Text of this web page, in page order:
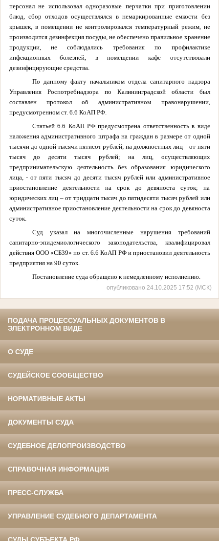
персонал не использовал одноразовые перчатки при приготовлении
блюд, сбор отходов осуществлялся в немаркированные емкости без
крышек, в помещении не контролировался температурный режим, не
производится дезинфекция посуды, не обеспечено правильное хранение
продукции, не соблюдались требования по профилактике
инфекционных болезней, в помещении кафе отсутствовали
дезинфицирующие средства.
По данному факту начальником отдела санитарного надзора
Управления Роспотребнадзора по Калининградской области был
составлен протокол об административном правонарушении,
предусмотренном ст. 6.6 КоАП РФ.
Статьей 6.6 КоАП РФ предусмотрена ответственность в виде
наложения административного штрафа на граждан в размере от одной
тысячи до одной тысячи пятисот рублей; на должностных лиц – от пяти
тысяч до десяти тысяч рублей; на лиц, осуществляющих
предпринимательскую деятельность без образования юридического
лица, - от пяти тысяч до десяти тысяч рублей или административное
приостановление деятельности на срок до девяноста суток; на
юридических лиц – от тридцати тысяч до пятидесяти тысяч рублей или
административное приостановление деятельности на срок до девяноста
суток.
Суд указал на многочисленные нарушения требований
санитарно-эпидемиологического законодательства, квалифицировал
действия ООО «СБ39» по ст. 6.6 КоАП РФ и приостановил деятельность
предприятия на 90 суток.
Постановление суда обращено к немедленному исполнению.
опубликовано 24.10.2025 17:52 (МСК)
ПОДАЧА ПРОЦЕССУАЛЬНЫХ ДОКУМЕНТОВ В
ЭЛЕКТРОННОМ ВИДЕ
О СУДЕ
СУДЕЙСКОЕ СООБЩЕСТВО
НОРМАТИВНЫЕ АКТЫ
ДОКУМЕНТЫ СУДА
СУДЕБНОЕ ДЕЛОПРОИЗВОДСТВО
СПРАВОЧНАЯ ИНФОРМАЦИЯ
ПРЕСС-СЛУЖБА
УПРАВЛЕНИЕ СУДЕБНОГО ДЕПАРТАМЕНТА